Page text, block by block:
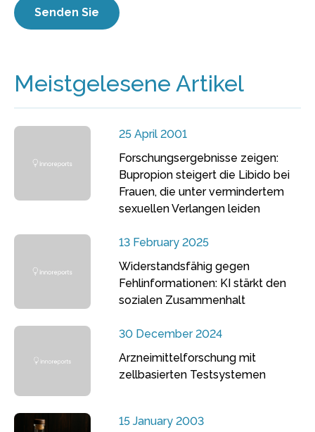
Meistgelesene Artikel
25 April 2001
Forschungsergebnisse zeigen:
Bupropion steigert die Libido bei
Frauen, die unter vermindertem
sexuellen Verlangen leiden
13 February 2025
Widerstandsfähig gegen
Fehlinformationen: KI stärkt den
sozialen Zusammenhalt
30 December 2024
Arzneimittelforschung mit
zellbasierten Testsystemen
15 January 2003